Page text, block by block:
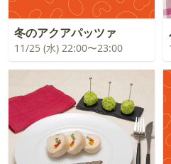
冬のアクアパッツァ
11/25 (水) 22:00〜23:00